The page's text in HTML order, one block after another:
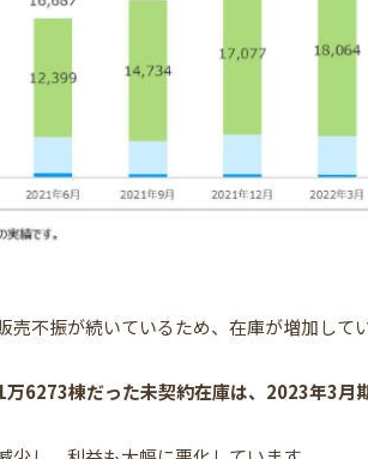
売不振が続いているため、在庫が増加してい
6273棟だった未契約在庫は、2023年3月